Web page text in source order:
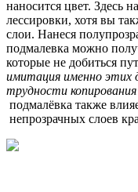
наносится цвет. Здесь
лессировки, хотя вы
слои. Нанеся
подмалевка можно
которые не добиться
имитация именно этих
трудности
подмалёвка также
непрозрачных слоев